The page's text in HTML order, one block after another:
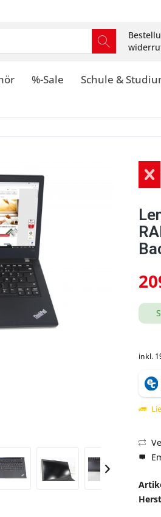
%-Sale Schule &
inkl.